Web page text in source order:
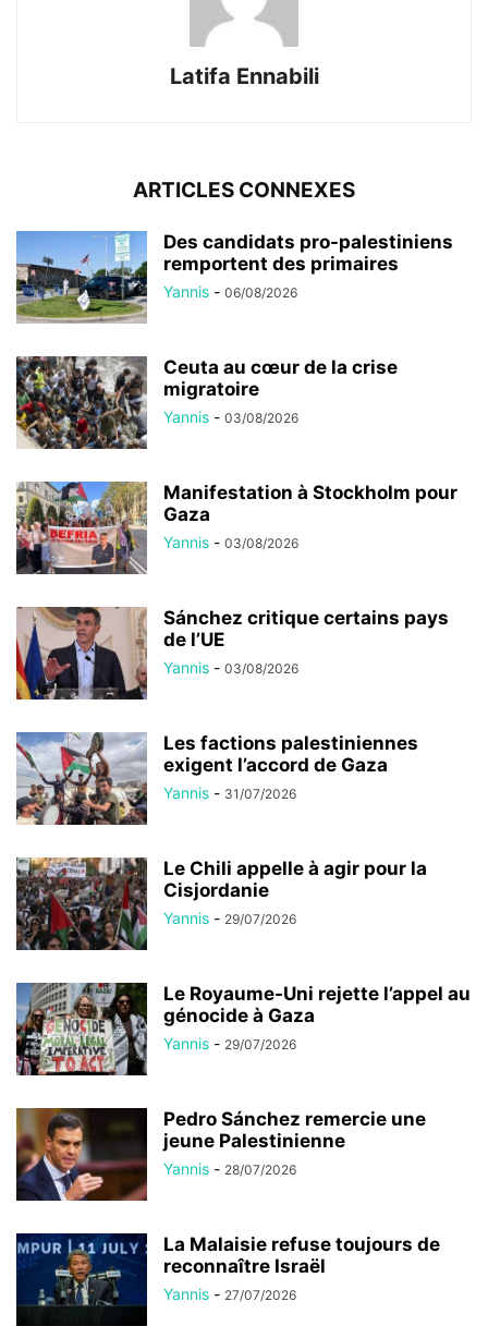
Latifa Ennabili
ARTICLES CONNEXES
Des candidats pro-palestiniens
remportent des primaires
Yannis - 06/08/2026
Ceuta au cœur de la crise
migratoire
Yannis - 03/08/2026
Manifestation à Stockholm pour
Gaza
Yannis - 03/08/2026
Sánchez critique certains pays
de l’UE
Yannis - 03/08/2026
Les factions palestiniennes
exigent l’accord de Gaza
Yannis - 31/07/2026
Le Chili appelle à agir pour la
Cisjordanie
Yannis - 29/07/2026
Le Royaume-Uni rejette l’appel au
génocide à Gaza
Yannis - 29/07/2026
Pedro Sánchez remercie une
jeune Palestinienne
Yannis - 28/07/2026
La Malaisie refuse toujours de
reconnaître Israël
Yannis - 27/07/2026